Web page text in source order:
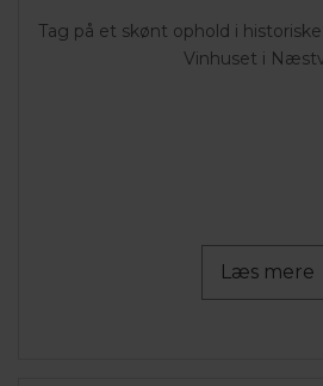
Tag på et skønt ophold i
Vinhuset i
Læs mere